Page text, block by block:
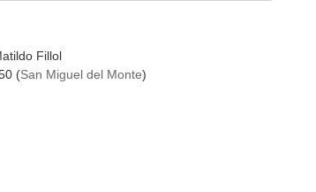
Fillol
(San Miguel del Monte)